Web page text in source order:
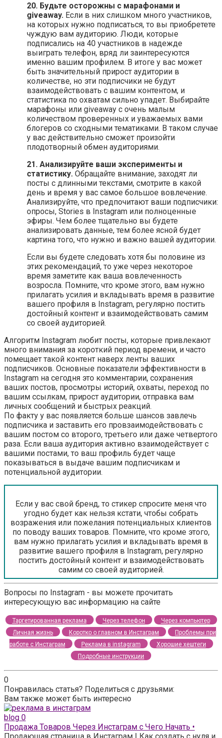
20. Будьте осторожны с марафонами и
giveaway. Если в них слишком много участников,
на которых нужно подписаться, то вы приобретете
чуждую вам аудиторию. Люди, которые
подписались на 40 участников в надежде
выиграть телефон, вряд ли заинтересуются
именно вашим профилем. В итоге у вас может
быть значительный прирост аудитории в
количестве, но эти подписчики не будут
взаимодействовать с вашим контентом, и
статистика по охватам сильно упадет. Выбирайте
марафоны или giveaway с очень малым
количеством проверенных и уважаемых вами
блогеров со сходными тематиками. В таком случае
у вас действительно сможет произойти
плодотворный обмен аудиториями.
21. Анализируйте ваши эксперименты и
статистику. Обращайте внимание, заходят ли
посты с длинными текстами, смотрите в какой
день и время у вас самое большое вовлечение.
Анализируйте, что предпочитают ваши подписчики:
опросы, Stories в Instagram или полноценные
эфиры. Чем более тщательно вы будете
анализировать данные, тем более ясной будет
картина того, что нужно и важно вашей аудитории.
Если вы будете следовать хотя бы половине из
этих рекомендаций, то уже через некоторое
время заметите как ваша вовлеченность
возросла. Помните, что кроме этого, вам нужно
прилагать усилия и вкладывать время в развитие
вашего профиля в Instagram, регулярно постить
достойный контент и взаимодействовать самим
со своей аудиторией.
Алгоритм Instagram любит посты, которые привлекают
много внимания за короткий период времени, и часто
помещает такой контент наверх ленты ваших
подписчиков. Основные показатели эффективности в
Instagram на сегодня это комментарии, сохранения
ваших постов, просмотры историй, охваты, переход по
вашим ссылкам, прирост аудитории, отправка вам
личных сообщений и быстрых реакций.
По факту у вас появляется больше шансов завлечь
подписчика и заставить его провзаимодействовать с
вашим постом со второго, третьего или даже четвертого
раза. Если ваша аудитория активно взаимодействует с
вашими постами, то ваш профиль будет чаще
показываться в выдаче вашим подписчикам и
потенциальной аудитории.
Если у вас свой бренд, то стикер спросите меня что
угодно будет как нельзя кстати, чтобы собрать
возражения или пожелания потенциальных клиентов
по поводу ваших товаров. Помните, что кроме этого,
вам нужно прилагать усилия и вкладывать время в
развитие вашего профиля в Instagram, регулярно
постить достойный контент и взаимодействовать
самим со своей аудиторией.
Вопросы по Instagram - вы можете прочитать
интересующую вас информацию на сайте
Таргетированная реклама Через телефон
Через компьютер
Личная жизнь
Коротко о главном в Инстаграм
Проблемы при
работе с Инстаграм
Реклама в instagram
Хорошие хештеги
Подробные инструкции
0
Понравилась статья? Поделиться с друзьями:
Вам также может быть интересно
blog 0
Продажа Товаров Через Инстаграм с Чего Начать •
Продающая страница в Инстаграм | Как создать с нуля и